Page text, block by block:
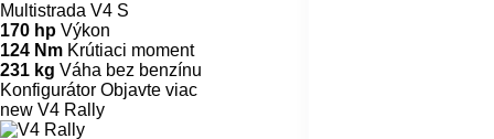
Multistrada V4 S
170 hp Výkon
124 Nm Krútiaci moment
231 kg Váha bez benzínu
Konfigurátor Objavte viac
new V4 Rally